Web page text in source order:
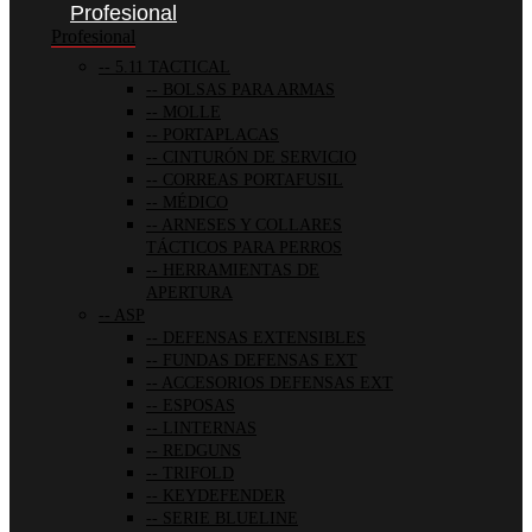
Profesional
Profesional
5.11 TACTICAL
BOLSAS PARA ARMAS
MOLLE
PORTAPLACAS
CINTURÓN DE SERVICIO
CORREAS PORTAFUSIL
MÉDICO
ARNESES Y COLLARES
TÁCTICOS PARA PERROS
HERRAMIENTAS DE
APERTURA
ASP
DEFENSAS EXTENSIBLES
FUNDAS DEFENSAS EXT
ACCESORIOS DEFENSAS EXT
ESPOSAS
LINTERNAS
REDGUNS
TRIFOLD
KEYDEFENDER
SERIE BLUELINE